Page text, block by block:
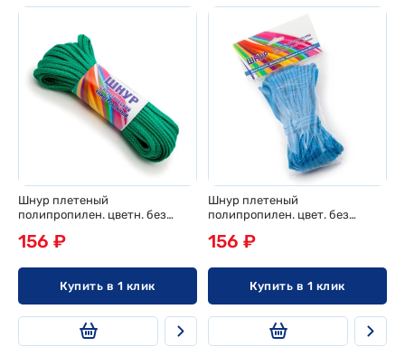
Шнур плетеный
полипропилен. цветн. без
156 ₽
Купить в 1 клик
Шнур плетеный
полипропилен. цвет. без
европодвес
156 ₽
Купить в 1 клик